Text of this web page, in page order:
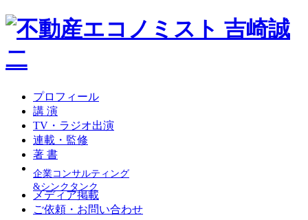
プロフィール
講 演
TV・ラジオ出演
連載・監修
著 書
企業コンサルティング
&シンクタンク
メディア掲載
ご依頼・お問い合わせ